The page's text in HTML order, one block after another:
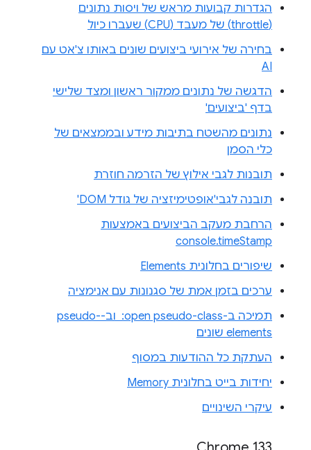
הגדרות קבועות מראש של ויסות נתונים
(throttle) של מעבד (CPU) שעברו כיול
בחירה של אירועי ביצועים שונים באותו צ'אט עם
AI
הדגשה של נתונים ממקור ראשון ומצד שלישי
בדף 'ביצועים'
נתונים מהשטח בתיבות מידע ובממצאים של
כלי הסמן
תובנות לגבי אילוץ של הזרמה חוזרת
תובנה לגבי'אופטימיזציה של גודל DOM'
הרחבת מעקב הביצועים באמצעות
console.timeStamp
שיפורים בחלונית Elements
ערכים בזמן אמת של סגנונות עם אנימציה
תמיכה ב-‎ :open pseudo-class וב-pseudo-
elements שונים
העתקת כל ההודעות במסוף
יחידות בייט בחלונית Memory
עיקרי השינויים